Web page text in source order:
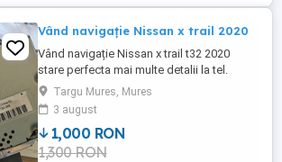
Vând navigație Nissan x trail 2020
Vând navigație Nissan x trail t32 2020
stare perfecta mai multe detalii la tel.
Targu Mures, Mures
3 august
1,000 RON
1,300 RON